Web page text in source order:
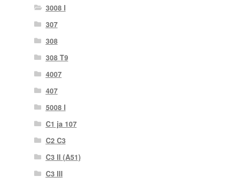
3008 I
307
308
308 T9
4007
407
5008 I
C1 ja 107
C2 C3
C3 II (A51)
C3 III